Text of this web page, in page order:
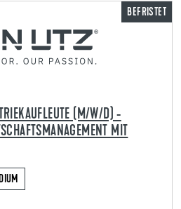
BEFRISTET
(M/W/D) -
MIT